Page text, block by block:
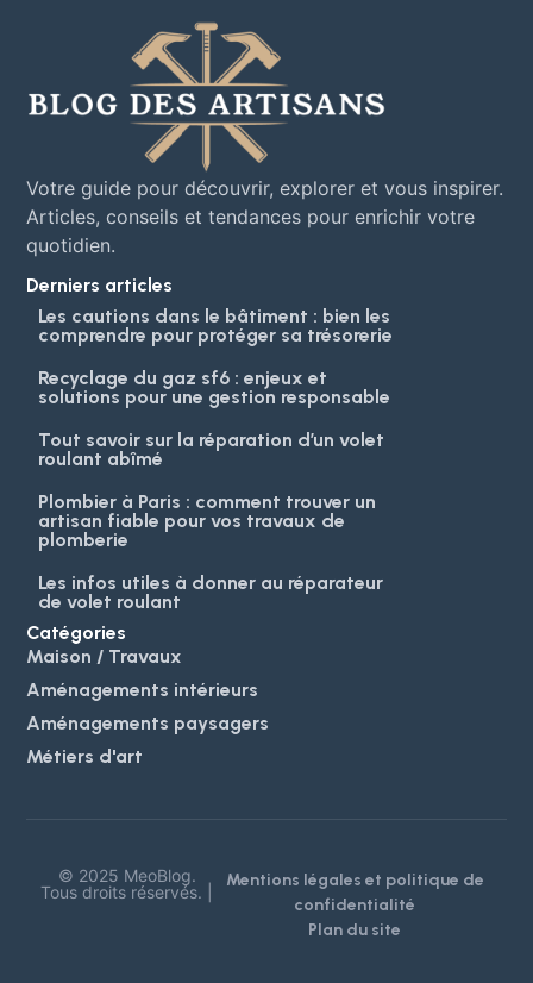
Votre guide pour découvrir, explorer et vous inspirer.
Articles, conseils et tendances pour enrichir votre
quotidien.
Derniers articles
Les cautions dans le bâtiment : bien les
comprendre pour protéger sa trésorerie
Recyclage du gaz sf6 : enjeux et
solutions pour une gestion responsable
Tout savoir sur la réparation d’un volet
roulant abîmé
Plombier à Paris : comment trouver un
artisan fiable pour vos travaux de
plomberie
Les infos utiles à donner au réparateur
de volet roulant
Catégories
Maison / Travaux
Aménagements intérieurs
Aménagements paysagers
Métiers d'art
© 2025 MeoBlog.
Tous droits réservés. |
Mentions légales et politique de
confidentialité
Plan du site